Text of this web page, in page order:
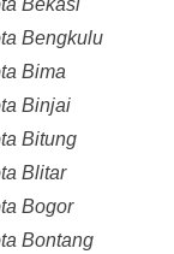
Bekasi
Bengkulu
Bima
Binjai
Bitung
Blitar
Bogor
Bontang